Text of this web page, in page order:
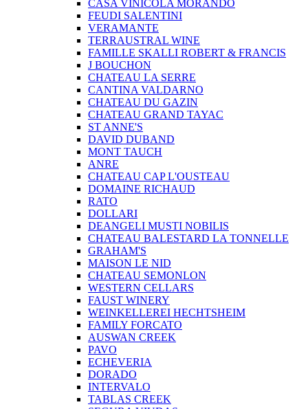
CASA VINICOLA MORANDO
FEUDI SALENTINI
VERAMANTE
TERRAUSTRAL WINE
FAMILLE SKALLI ROBERT & FRANCIS
J BOUCHON
CHATEAU LA SERRE
CANTINA VALDARNO
CHATEAU DU GAZIN
CHATEAU GRAND TAYAC
ST ANNE'S
DAVID DUBAND
MONT TAUCH
ANRE
CHATEAU CAP L'OUSTEAU
DOMAINE RICHAUD
RATO
DOLLARI
DEANGELI MUSTI NOBILIS
CHATEAU BALESTARD LA TONNELLE
GRAHAM'S
MAISON LE NID
CHATEAU SEMONLON
WESTERN CELLARS
FAUST WINERY
WEINKELLEREI HECHTSHEIM
FAMILY FORCATO
AUSWAN CREEK
PAVO
ECHEVERIA
DORADO
INTERVALO
TABLAS CREEK